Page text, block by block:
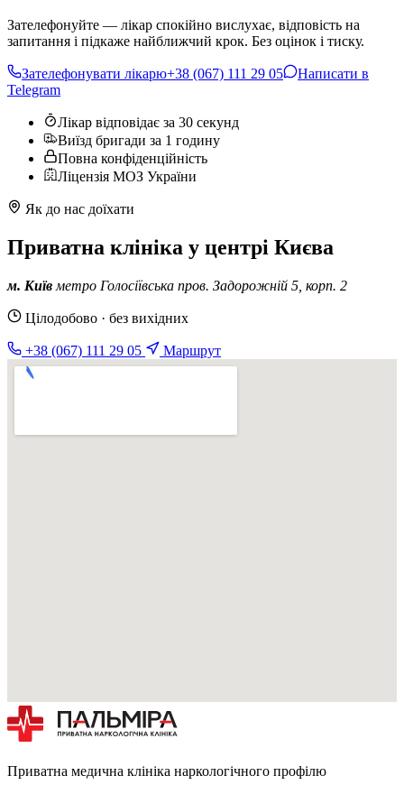
Зателефонуйте — лікар спокійно вислухає, відповість на
запитання і підкаже найближчий крок. Без оцінок і тиску.
Зателефонувати лікарю+38 (067) 111 29 05
Написати в
Telegram
Лікар відповідає за 30 секунд
Виїзд бригади за 1 годину
Повна конфіденційність
Ліцензія МОЗ України
Як до нас доїхати
Приватна клініка у центрі Києва
м. Київ метро Голосіївська пров. Задорожній 5, корп. 2
Цілодобово · без вихідних
+38 (067) 111 29 05 Маршрут
Приватна медична клініка наркологічного профілю